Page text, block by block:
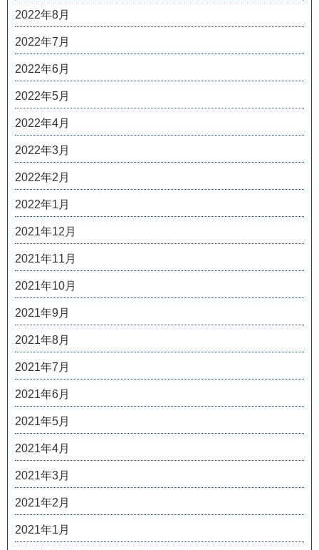
2022年8月
2022年7月
2022年6月
2022年5月
2022年4月
2022年3月
2022年2月
2022年1月
2021年12月
2021年11月
2021年10月
2021年9月
2021年8月
2021年7月
2021年6月
2021年5月
2021年4月
2021年3月
2021年2月
2021年1月